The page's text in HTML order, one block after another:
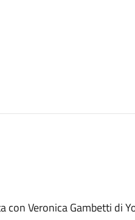
con Veronica Gambetti di